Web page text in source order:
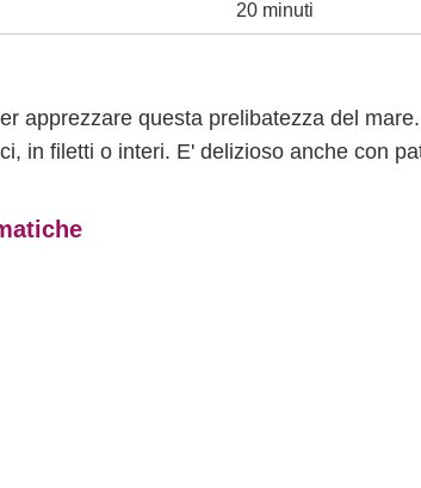
20 minuti
apprezzare questa prelibatezza del mare.
in filetti o interi. E' delizioso anche con